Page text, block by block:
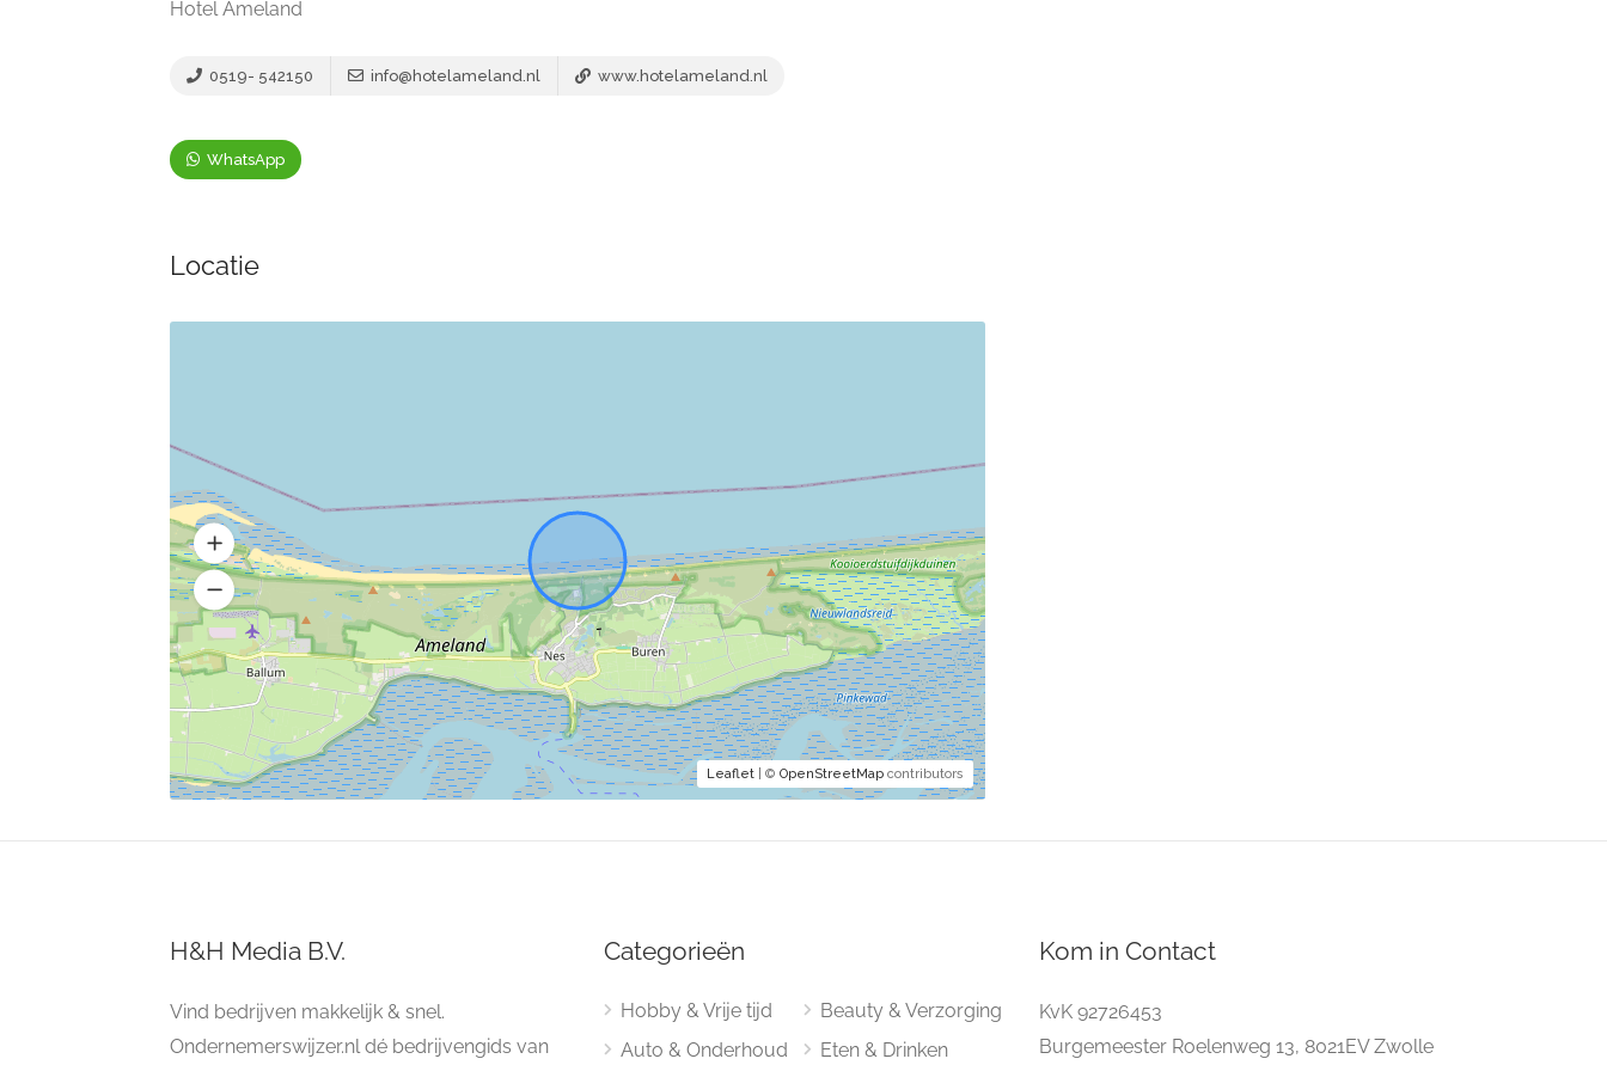
Hotel Ameland
0519- 542150 info@hotelameland.nl www.hotelameland.nl
WhatsApp
Locatie
Leaflet| © OpenStreetMapcontributors
H&H Media B.V.
Vind bedrijven makkelijk & snel.
Ondernemerswijzer.nl dé bedrijvengids van
Categorieën
Hobby & Vrije tijd
Auto & Onderhoud
Beauty & Verzorging
Eten & Drinken
Kom in Contact
KvK 92726453
Burgemeester Roelenweg 13, 8021EV Zwolle